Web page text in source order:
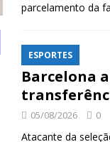
parcelamento da
ESPORTES
Barcelona
05/08/2026 0
Atacante da